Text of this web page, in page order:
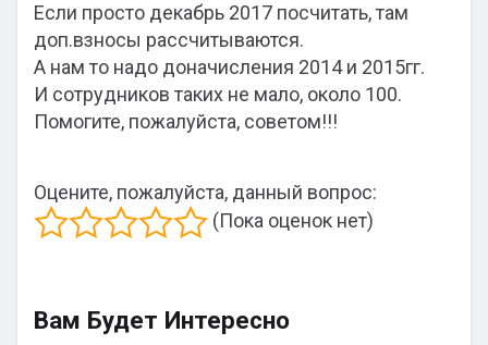
Если просто декабрь 2017 посчитать, там
доп.взносы рассчитываются.
А нам то надо доначисления 2014 и 2015гг.
И сотрудников таких не мало, около 100.
Помогите, пожалуйста, советом!!!
Оцените, пожалуйста, данный вопрос:
(Пока оценок нет)
Вам Будет Интересно